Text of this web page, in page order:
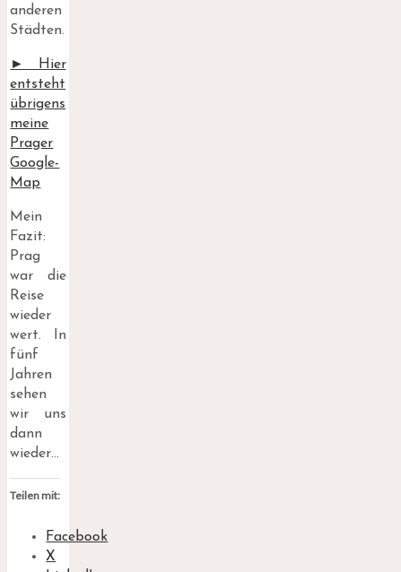
anderen
Städten.
► Hier
entsteht
übrigens
meine
Prager
Google-
Map
Mein
Fazit:
Prag
war die
Reise
wieder
wert. In
fünf
Jahren
sehen
wir uns
dann
wieder…
Teilen mit:
Facebook
X